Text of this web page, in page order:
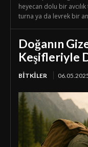
heyecan dolu bir
turna ya da levrek bir
Doğanın
Keşifleriyle
BİTKİLER